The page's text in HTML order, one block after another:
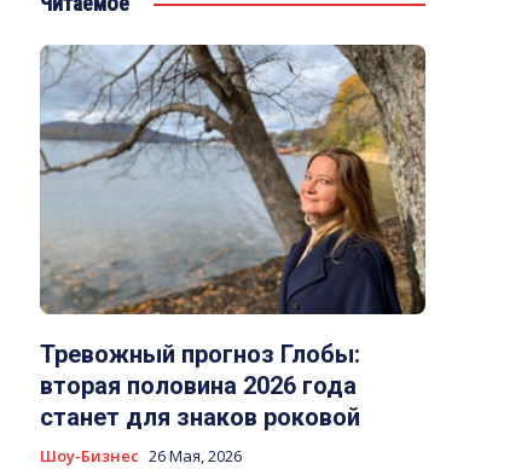
Тревожный прогноз Глобы:
вторая половина 2026 года
станет для знаков роковой
Шоу-Бизнес 26 Мая, 2026